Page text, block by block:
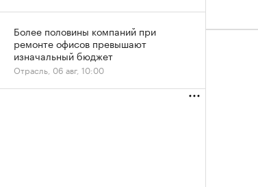
Более половины компаний при
ремонте офисов превышают
изначальный бюджет
Отрасль, 06 авг, 10:00